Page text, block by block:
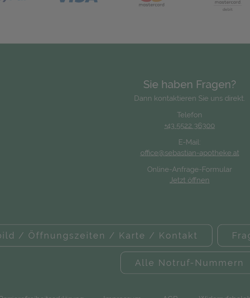
Sie haben Fragen?
Dann kontaktieren Sie uns direkt.
Telefon
+43 5522 36300
E-Mail:
office@sebastian-apotheke.at
Online-Anfrage-Formular
Jetzt öffnen
/ Öffnungszeiten / Karte / Kontakt
Alle Notruf-Nummern